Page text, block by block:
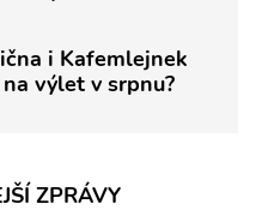
i Kafemlejnek
výlet v srpnu?
ZPRÁVY